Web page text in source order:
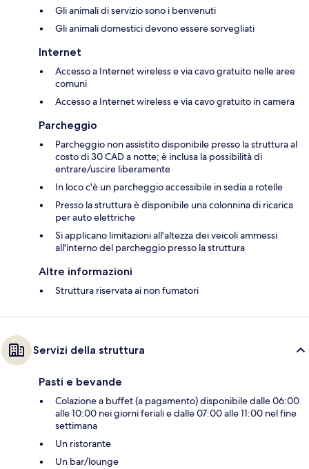
Gli animali di servizio sono i benvenuti
Gli animali domestici devono essere sorvegliati
Internet
Accesso a Internet wireless e via cavo gratuito nelle aree
comuni
Accesso a Internet wireless e via cavo gratuito in camera
Parcheggio
Parcheggio non assistito disponibile presso la struttura al
costo di 30 CAD a notte; è inclusa la possibilità di
entrare/uscire liberamente
In loco c'è un parcheggio accessibile in sedia a rotelle
Presso la struttura è disponibile una colonnina di ricarica
per auto elettriche
Si applicano limitazioni all'altezza dei veicoli ammessi
all'interno del parcheggio presso la struttura
Altre informazioni
Struttura riservata ai non fumatori
Servizi della struttura
Pasti e bevande
Colazione a buffet (a pagamento) disponibile dalle 06:00
alle 10:00 nei giorni feriali e dalle 07:00 alle 11:00 nel fine
settimana
Un ristorante
Un bar/lounge